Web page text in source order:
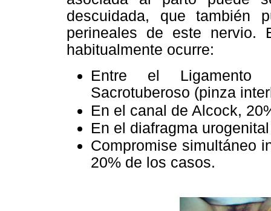
descuidada, que también
perineales de este nervio.
habitualmente ocurre:
Entre el Ligamento
Sacrotuberoso (pinza
En el canal de Alcock,
En el diafragma
Compromise simultáneo
20% de los casos.